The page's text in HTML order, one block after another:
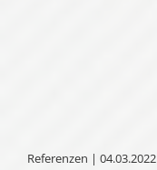
Referenzen | 04.03.2022